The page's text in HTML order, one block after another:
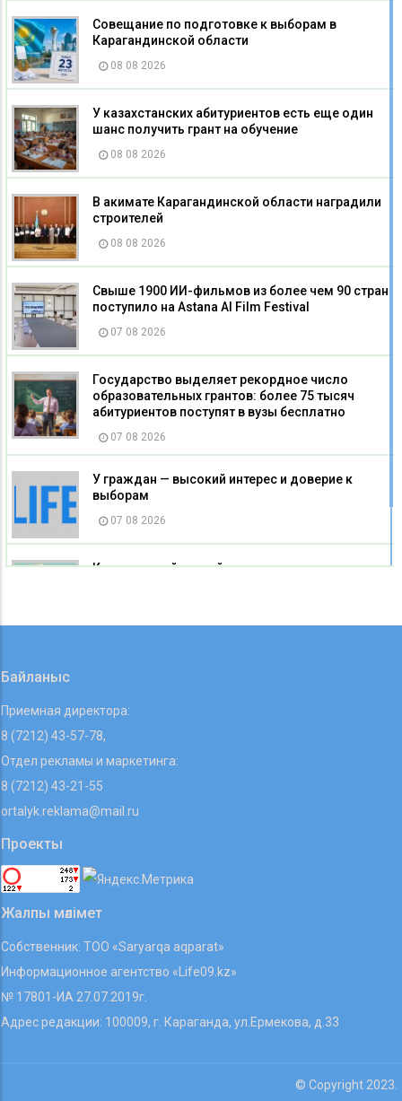
Совещание по подготовке к выборам в
Карагандинской области
08 08 2026
У казахстанских абитуриентов есть еще один
шанс получить грант на обучение
08 08 2026
В акимате Карагандинской области наградили
строителей
08 08 2026
Свыше 1900 ИИ-фильмов из более чем 90 стран
поступило на Astana AI Film Festival
07 08 2026
Государство выделяет рекордное число
образовательных грантов: более 75 тысяч
абитуриентов поступят в вузы бесплатно
07 08 2026
У граждан — высокий интерес и доверие к
выборам
07 08 2026
Как легко найти свой участок для
Байланыс
Приемная директора:
8 (7212) 43-57-78,
Отдел рекламы и маркетинга:
8 (7212) 43-21-55
ortalyk.reklama@mail.ru
Проекты
Жалпы мәлімет
Собственник: ТОО «Saryarqa aqparat»
Информационное агентство «Life09.kz»
№ 17801-ИА 27.07.2019г.
Адрес редакции: 100009, г. Караганда, ул.Ермекова, д.33
© Copyright 2023.